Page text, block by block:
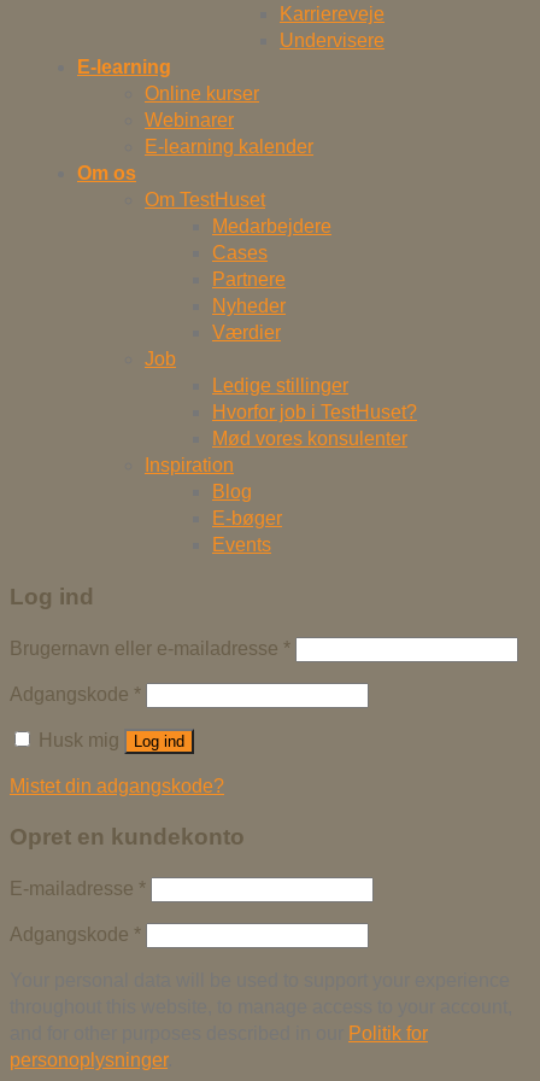
Karriereveje
Undervisere
E-learning
Online kurser
Webinarer
E-learning kalender
Om os
Om TestHuset
Medarbejdere
Cases
Partnere
Nyheder
Værdier
Job
Ledige stillinger
Hvorfor job i TestHuset?
Mød vores konsulenter
Inspiration
Blog
E-bøger
Events
Log ind
Brugernavn eller e-mailadresse *
Adgangskode *
Husk mig Log ind
Mistet din adgangskode?
Opret en kundekonto
E-mailadresse *
Adgangskode *
Politik for
personoplysninger.